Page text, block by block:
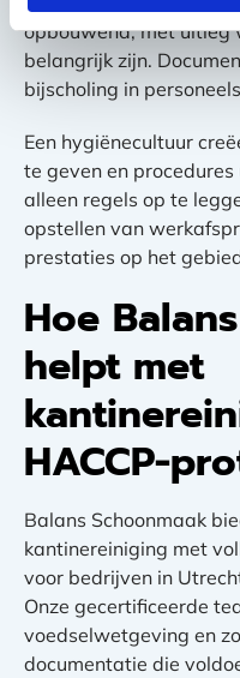
opbouwend, met uitleg
belangrijk zijn.
bijscholing in
Een hygiënecultuur
te geven en
alleen regels op te
opstellen van
prestaties op het
Hoe
helpt met
HACCP-
Balans Schoonmaak
kantinereiniging met
voor bedrijven in
Onze gecertificeerde
voedselwetgeving en
documentatie die